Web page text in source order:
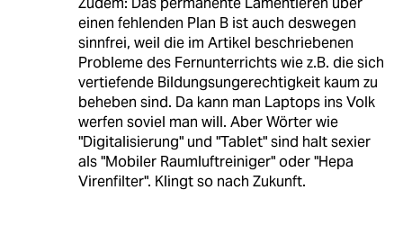
einen fehlenden Plan B ist auch deswegen
sinnfrei, weil die im Artikel beschriebenen
Probleme des Fernunterrichts wie z.B. die sich
vertiefende Bildungsungerechtigkeit kaum zu
beheben sind. Da kann man Laptops ins Volk
werfen soviel man will. Aber Wörter wie
"Digitalisierung" und "Tablet" sind halt sexier
als "Mobiler Raumluftreiniger" oder "Hepa
Virenfilter". Klingt so nach Zukunft.